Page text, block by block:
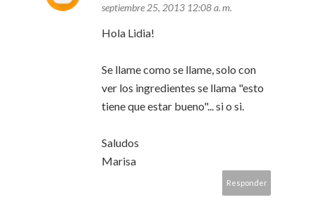
septiembre 25, 2013 12:08 a. m.
Hola Lidia!
Se llame como se llame, solo con
ver los ingredientes se llama "esto
tiene que estar bueno"... si o si.
Saludos
Marisa
Responder